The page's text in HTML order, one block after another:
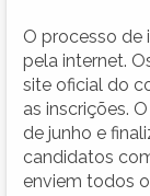
O processo de
pela internet.
site oficial do
as inscrições.
de junho e
candidatos
enviem todos